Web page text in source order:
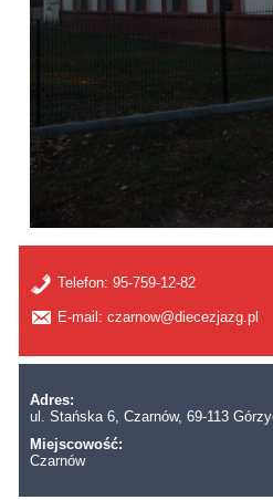
Telefon:95-759-12-82
E-mail: czarnow@diecezjazg.pl
Adres:
ul. Stańska 6, Czarnów, 69-113
Miejscowość:
Czarnów